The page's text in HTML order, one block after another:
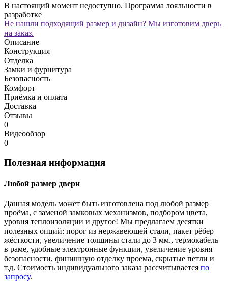
В настоящий момент недоступно. Программа лояльности в
разработке
Не нашли подходящий размер и дизайн? Мы изготовим дверь
на заказ.
Описание
Конструкция
Отделка
Замки и фурнитура
Безопасность
Комфорт
Приёмка и оплата
Доставка
Отзывы
0
Видеообзор
0
Полезная информация
Любой размер двери
Данная модель может быть изготовлена под любой размер
проёма, с заменой замковых механизмов, подбором цвета,
уровня теплоизоляции и другое! Мы предлагаем десятки
полезных опций: порог из нержавеющей стали, пакет рёбер
жёсткости, увеличение толщины стали до 3 мм., термокабель
в раме, удобные электронные функции, увеличение уровня
безопасности, финишную отделку проема, скрытые петли и
т.д. Стоимость индивидуального заказа рассчитывается по
запросу.